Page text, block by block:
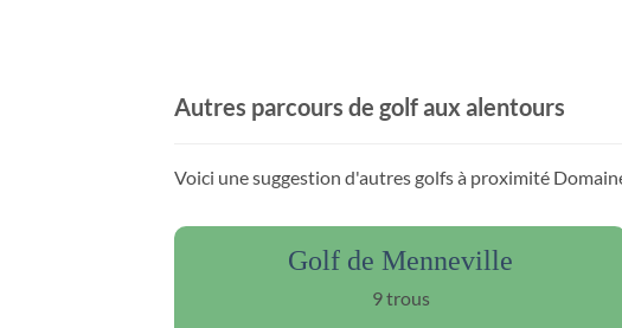
Autres parcours de golf aux alentours
Voici une suggestion d'autres golfs à proximité
Golf de Menneville
9 trous